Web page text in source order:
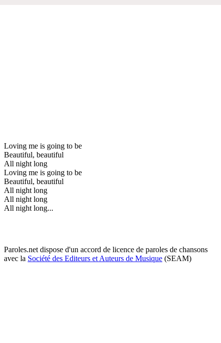
Loving me is going to be
Beautiful, beautiful
All night long
Loving me is going to be
Beautiful, beautiful
All night long
All night long
All night long...
Paroles.net dispose d'un accord de licence de paroles de chansons
avec la Société des Editeurs et Auteurs de Musique (SEAM)